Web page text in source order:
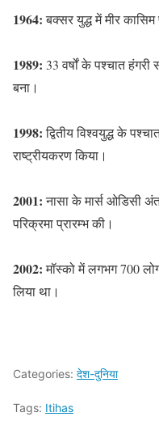
1964:बक्सर युद्ध में मीर
1989: 33 वर्षों के पश्चात
बना।
1998:द्वितीय विश्वयुद्ध के
राष्ट्रीयकरण किया।
2001:नासा के मार्स ओडिसी
परिक्रमा प्रारम्भ की।
2002:मॉस्को में लगभग 700
लिया था।
Categories: देश-दुनिया
Tags: Itihas